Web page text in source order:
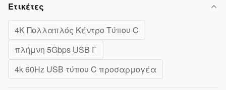
Ετικέτες
4K Πολλαπλός Κέντρο Τύπου C
πλήμνη 5Gbps USB Γ
4k 60Hz USB τύπου C προσαρμογέα